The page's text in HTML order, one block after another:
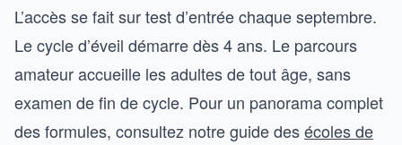
L’accès se fait sur test d’entrée chaque septembre.
Le cycle d’éveil démarre dès 4 ans. Le parcours
amateur accueille les adultes de tout âge, sans
examen de fin de cycle. Pour un panorama complet
des formules, consultez notre guide desécoles de